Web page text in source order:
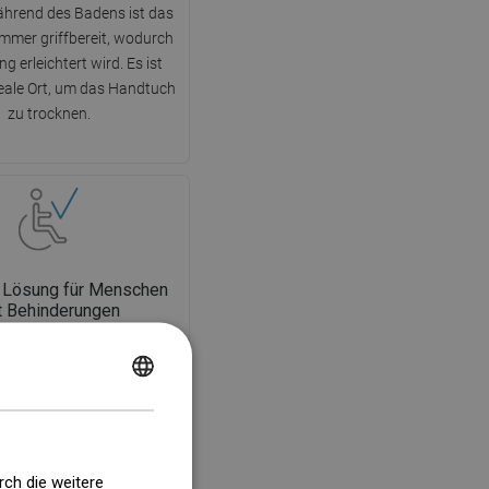
des Badens ist das
griffbereit, wodurch
erleichtert wird. Es ist
Ort, um das Handtuch
zu trocknen.
für Menschen
Behinderungen
Duschwand ist die ideale
zu überwinden. Die
die weitere